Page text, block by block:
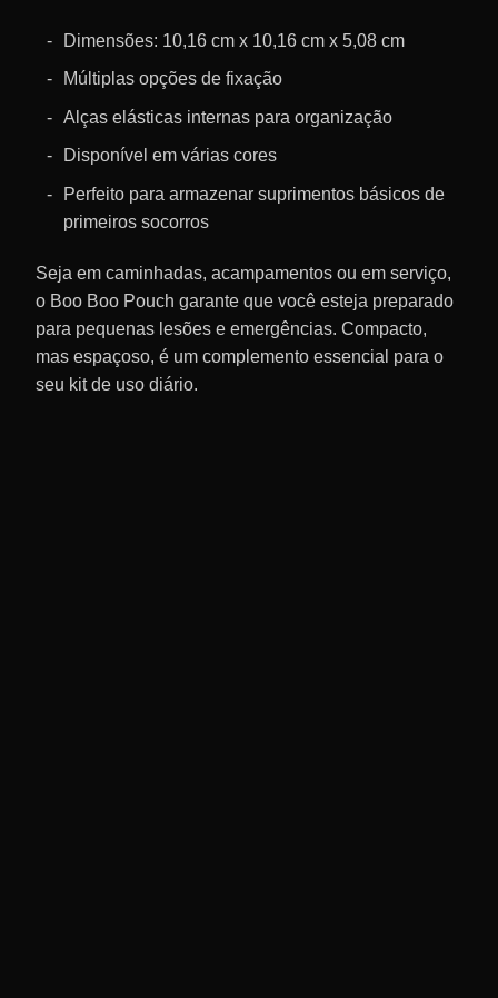
Dimensões: 10,16 cm x 10,16 cm x 5,08 cm
Múltiplas opções de fixação
Alças elásticas internas para organização
Disponível em várias cores
Perfeito para armazenar suprimentos básicos de
primeiros socorros
Seja em caminhadas, acampamentos ou em serviço,
o Boo Boo Pouch garante que você esteja preparado
para pequenas lesões e emergências. Compacto,
mas espaçoso, é um complemento essencial para o
seu kit de uso diário.